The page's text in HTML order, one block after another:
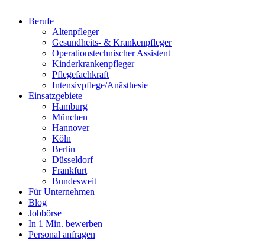
Berufe
Altenpfleger
Gesundheits- & Krankenpfleger
Operationstechnischer Assistent
Kinderkrankenpfleger
Pflegefachkraft
Intensivpflege/Anästhesie
Einsatzgebiete
Hamburg
München
Hannover
Köln
Berlin
Düsseldorf
Frankfurt
Bundesweit
Für Unternehmen
Blog
Jobbörse
In 1 Min. bewerben
Personal anfragen